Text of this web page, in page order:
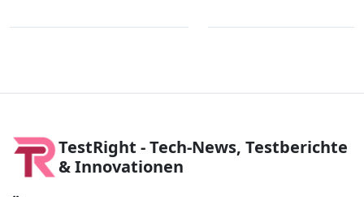
TestRight - Tech-News, Testberichte
& Innovationen